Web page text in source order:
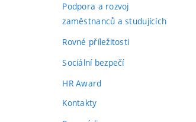
Podpora a rozvoj
zaměstnanců a studujících
Rovné příležitosti
Sociální bezpečí
HR Award
Kontakty